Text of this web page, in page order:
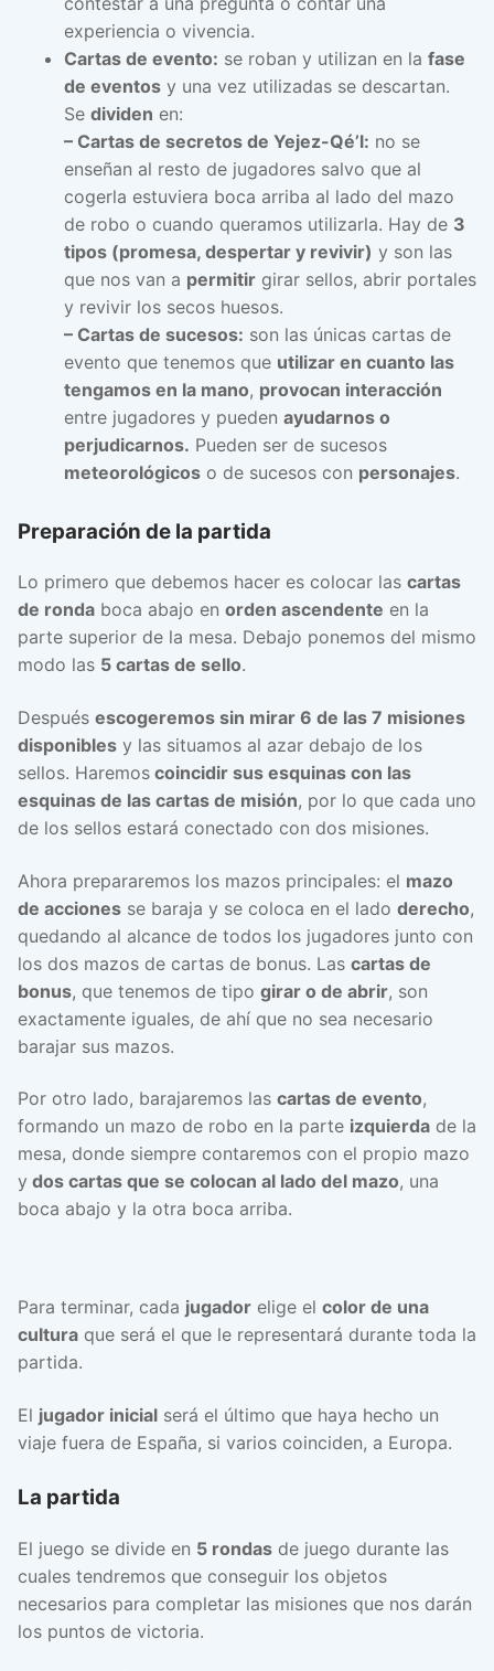
experiencia o vivencia.
Cartas de evento: se roban y utilizan en la fase
de eventosy una vez utilizadas se descartan.
Se dividen en:
– Cartas de secretos de Yejez-Qé’l: no se
enseñan al resto de jugadores salvo que al
cogerla estuviera boca arriba al lado del mazo
de robo o cuando queramos utilizarla. Hay de 3
tipos (promesa, despertar y revivir) y son las
que nos van a permitirgirar sellos, abrir portales
y revivir los secos huesos.
– Cartas de sucesos: son las únicas cartas de
evento que tenemos que utilizar en cuanto las
tengamos en la mano, provocan interacción
entre jugadores y pueden ayudarnos o
perjudicarnos. Pueden ser de sucesos
meteorológicoso de sucesos con personajes.
Preparación de la partida
Lo primero que debemos hacer es colocar las cartas
de ronda boca abajo en orden ascendente en la
parte superior de la mesa. Debajo ponemos del mismo
modo las 5 cartas de sello.
Después escogeremos sin mirar 6 de las 7 misiones
disponibles y las situamos al azar debajo de los
sellos. Haremos coincidir sus esquinas con las
esquinas de las cartas de misión, por lo que cada uno
de los sellos estará conectado con dos misiones.
Ahora prepararemos los mazos principales: el mazo
de acciones se baraja y se coloca en el lado derecho,
quedando al alcance de todos los jugadores junto con
los dos mazos de cartas de bonus. Las cartas de
bonus, que tenemos de tipo girar o de abrir, son
exactamente iguales, de ahí que no sea necesario
barajar sus mazos.
Por otro lado, barajaremos las cartas de evento,
formando un mazo de robo en la parte izquierda de la
mesa, donde siempre contaremos con el propio mazo
y dos cartas que se colocan al lado del mazo, una
boca abajo y la otra boca arriba.
Para terminar, cada jugador elige el color de una
cultura que será el que le representará durante toda la
partida.
El jugador inicial será el último que haya hecho un
viaje fuera de España, si varios coinciden, a Europa.
La partida
El juego se divide en 5 rondas de juego durante las
cuales tendremos que conseguir los objetos
necesarios para completar las misiones que nos darán
los puntos de victoria.